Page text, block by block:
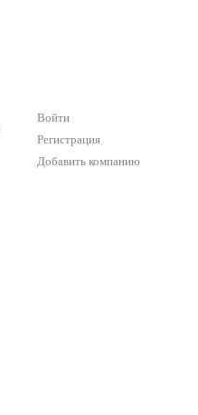
Войти
Регистрация
Добавить компанию